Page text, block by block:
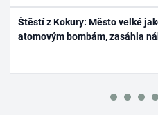
Štěstí z Kokury: Město velké
atomovým bombám, zasáhla